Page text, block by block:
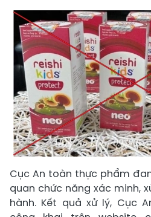
Cục An toàn thực phẩm
quan chức năng xác minh,
hành. Kết quả xử lý, Cục